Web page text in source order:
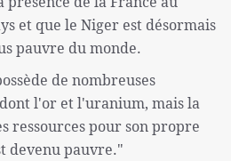
et que le Niger est désormais
pauvre du monde.
de nombreuses
l'or et l'uranium, mais la
ressources pour son propre
devenu pauvre."